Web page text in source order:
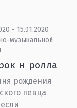
- 15.01.2020
музыкальной
н-ролла
рождения
певца